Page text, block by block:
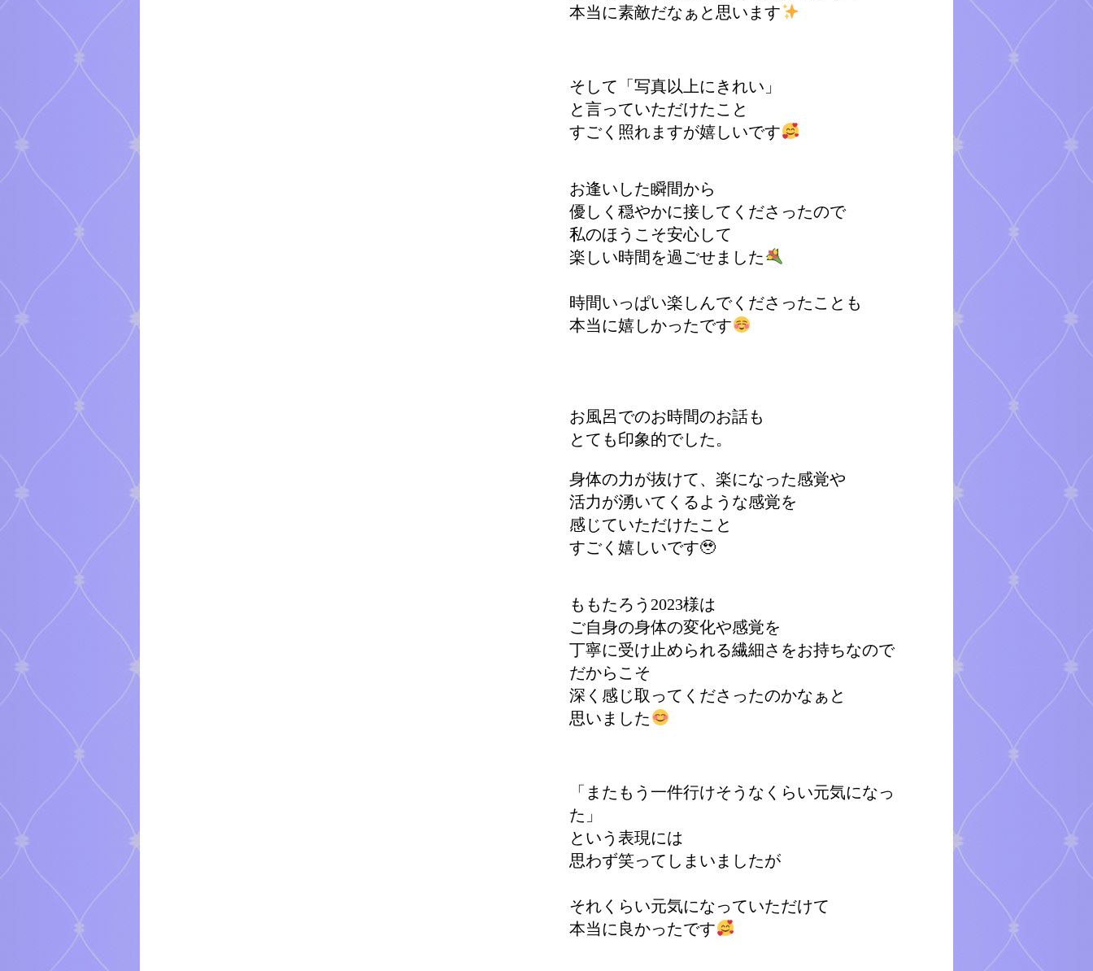
本当に素敵だなぁと思います
そして「写真以上にきれい」
と言っていただけたこと
すごく照れますが嬉しいです
お逢いした瞬間から
優しく穏やかに接してくださったので
私のほうこそ安心して
楽しい時間を過ごせました
時間いっぱい楽しんでくださったことも
本当に嬉しかったです
お風呂でのお時間のお話も
とても印象的でした。
身体の力が抜けて、楽になった感覚や
活力が湧いてくるような感覚を
感じていただけたこと
すごく嬉しいです🥹
ももたろう2023様は
ご自身の身体の変化や感覚を
丁寧に受け止められる繊細さをお持ちなので
だからこそ
深く感じ取ってくださったのかなぁと
思いました
「またもう一件行けそうなくらい元気になっ
た」
という表現には
思わず笑ってしまいましたが
それくらい元気になっていただけて
本当に良かったです